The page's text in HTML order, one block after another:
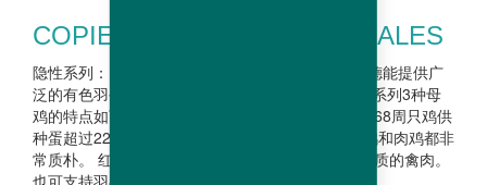
COPIE DE RECESSIVE FEMALES
隐性系列：肉鸡可以传承上一代父本的性状。哈伯德能提供广
泛的有色羽公鸡系列，必定能满足您的需求。 这个系列3种母
鸡的特点如下： JA57Ki：父母代生产性能最好，到68周只鸡供
种蛋超过227枚，肉鸡公母可通过羽毛鉴别。种母鸡和肉鸡都非
常质朴。 红宝MINI：生产优良品质的肉鸡，以及优质的禽肉。
也可支持羽毛鉴别公母。 母鸡 JA 57 Ki 红宝...